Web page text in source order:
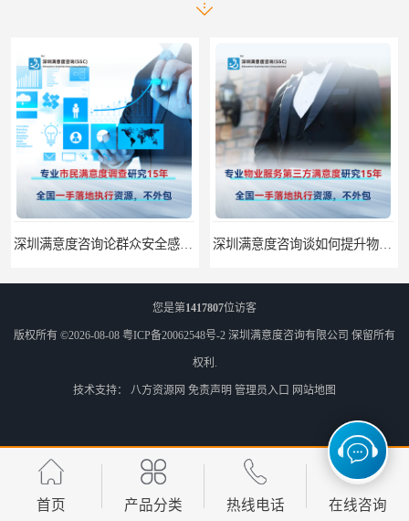
深圳满意度咨询论群众安全感满意度调查如何操作 深圳满意度咨询谈如何提升物业满意度
深圳满意度咨询开展医药公司顾客满意度调查
您是第1417807位访客
版权所有 ©2026-08-08 粤ICP备20062548号-2 深圳满意度咨询有限公司 保留所有
权利.
技术支持： 八方资源网 免责声明 管理员入口 网站地图
首页 产品分类 热线电话 在线咨询